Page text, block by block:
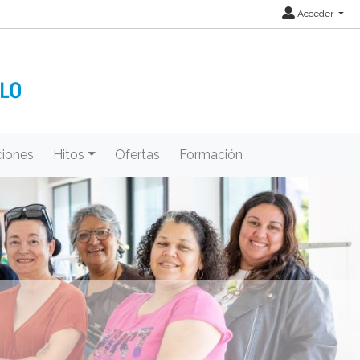
Acceder
Hitos Ofertas Formación